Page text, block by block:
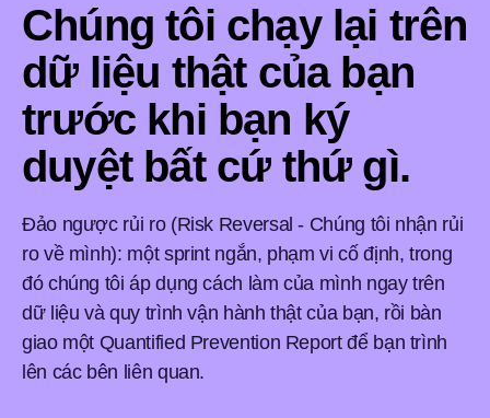
Chúng tôi chạy lại trên
dữ liệu thật của bạn
trước khi bạn ký
duyệt bất cứ thứ gì.
Đảo ngược rủi ro (Risk Reversal - Chúng tôi nhận rủi
ro về mình): một sprint ngắn, phạm vi cố định, trong
đó chúng tôi áp dụng cách làm của mình ngay trên
dữ liệu và quy trình vận hành thật của bạn, rồi bàn
giao một Quantified Prevention Report để bạn trình
lên các bên liên quan.